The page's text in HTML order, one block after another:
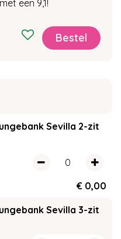
een 9,1!
Sevilla 2-zit
€ 0,00
Sevilla 3-zit